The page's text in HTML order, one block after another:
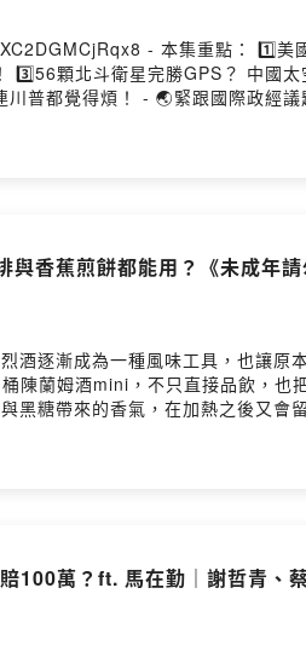
- 本集重點： 1️⃣美
3️⃣56顆北斗衛星完勝GPS？ 中國
普都覺得煩！ - 🌏緊跟國際政經
- 主持人：財經記者 林彥呈
香蕉煎餅都能用？《未成年請
酒逐漸成為一種風味工具，也讓原
來的香氣，在加熱之後又會留下多少
100萬？ft. 馬在勤｜謝哲青、